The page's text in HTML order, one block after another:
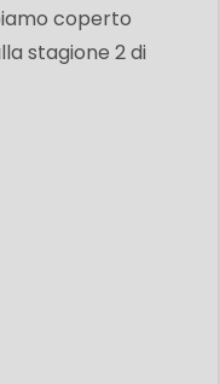
coperto
stagione 2 di